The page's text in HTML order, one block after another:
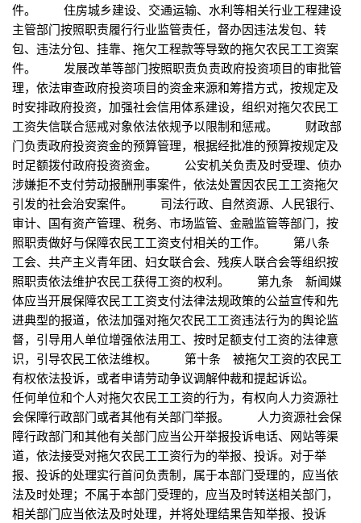
件。 住房城乡建设、交通运输、水利等相关行业工程建设
主管部门按照职责履行行业监管责任，督办因违法发包、转
包、违法分包、挂靠、拖欠工程款等导致的拖欠农民工工资案
件。 发展改革等部门按照职责负责政府投资项目的审批管
理，依法审查政府投资项目的资金来源和筹措方式，按规定及
时安排政府投资，加强社会信用体系建设，组织对拖欠农民工
工资失信联合惩戒对象依法依规予以限制和惩戒。 财政部
门负责政府投资资金的预算管理，根据经批准的预算按规定及
时足额拨付政府投资资金。 公安机关负责及时受理、侦办
涉嫌拒不支付劳动报酬刑事案件，依法处置因农民工工资拖欠
引发的社会治安案件。 司法行政、自然资源、人民银行、
审计、国有资产管理、税务、市场监管、金融监管等部门，按
照职责做好与保障农民工工资支付相关的工作。 第八条
工会、共产主义青年团、妇女联合会、残疾人联合会等组织按
照职责依法维护农民工获得工资的权利。 第九条 新闻媒
体应当开展保障农民工工资支付法律法规政策的公益宣传和先
进典型的报道，依法加强对拖欠农民工工资违法行为的舆论监
督，引导用人单位增强依法用工、按时足额支付工资的法律意
识，引导农民工依法维权。 第十条 被拖欠工资的农民工
有权依法投诉，或者申请劳动争议调解仲裁和提起诉讼。
任何单位和个人对拖欠农民工工资的行为，有权向人力资源社
会保障行政部门或者其他有关部门举报。 人力资源社会保
障行政部门和其他有关部门应当公开举报投诉电话、网站等渠
道，依法接受对拖欠农民工工资行为的举报、投诉。对于举
报、投诉的处理实行首问负责制，属于本部门受理的，应当依
法及时处理；不属于本部门受理的，应当及时转送相关部门，
相关部门应当依法及时处理，并将处理结果告知举报、投诉